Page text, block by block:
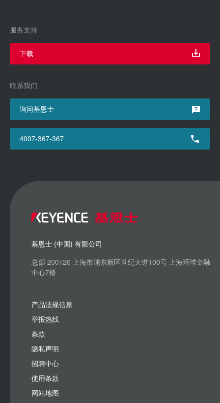
服务支持
下载
联系我们
询问基恩士
4007-367-367
基恩士 (中国) 有限公司
总部 200120 上海市浦东新区世纪大道100号 上海环球金融
中心7楼
产品法规信息
举报热线
条款
隐私声明
招聘中心
使用条款
网站地图